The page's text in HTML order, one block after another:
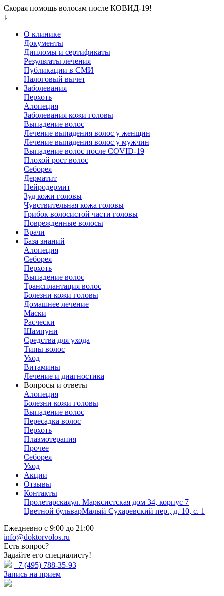
Скорая помощь волосам после КОВИД-19!
↓
О клинике
Документы
Дипломы и сертификаты
Результаты лечения
Публикации в СМИ
Налоговый вычет
Заболевания
Перхоть
Алопеция
Заболевания кожи головы
Выпадение волос
Лечение выпадения волос у женщин
Лечение выпадения волос у мужчин
Выпадение волос после COVID-19
Плохой рост волос
Cеборея
Дерматит
Нейродермит
Зуд кожи головы
Чувствительная кожа головы
Грибок волосистой части головы
Поврежденные волосы
Врачи
База знаний
Алопеция
Себорея
Перхоть
Выпадение волос
Трансплантация волос
Болезни кожи головы
Домашнее лечение
Маски
Расчески
Шампуни
Средства для ухода
Типы волос
Уход
Витамины
Лечение и диагностика
Вопросы и ответы
Алопеция
Болезни кожи головы
Выпадение волос
Пересадка волос
Перхоть
Плазмотерапия
Прочее
Себорея
Уход
Акции
Отзывы
Контакты
Пролетарскаяул. Марксистская дом 34, корпус 7
Цветной бульварМалый Сухаревский пер., д. 10, с. 1
Ежедневно с 9:00 до 21:00
info@doktorvolos.ru
Есть вопрос?
Задайте его специалисту!
+7 (495) 788-35-93
Запись на прием